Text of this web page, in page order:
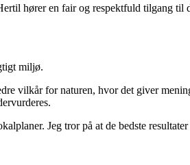
hører en fair og respektfuld tilgang til
miljø.
vilkår for naturen, hvor det giver
Jeg tror på at de bedste